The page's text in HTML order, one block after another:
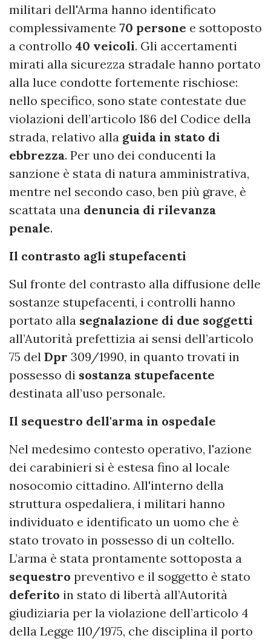
militari dell'Arma hanno identificato
complessivamente 70 persone e sottoposto
a controllo 40 veicoli. Gli accertamenti
mirati alla sicurezza stradale hanno portato
alla luce condotte fortemente rischiose:
nello specifico, sono state contestate due
violazioni dell’articolo 186 del Codice della
strada, relativo alla guida in stato di
ebbrezza. Per uno dei conducenti la
sanzione è stata di natura amministrativa,
mentre nel secondo caso, ben più grave, è
scattata una denuncia di rilevanza
penale.
Il contrasto agli stupefacenti
Sul fronte del contrasto alla diffusione delle
sostanze stupefacenti, i controlli hanno
portato alla segnalazione di due soggetti
all’Autorità prefettizia ai sensi dell’articolo
75 del Dpr 309/1990, in quanto trovati in
possesso di sostanza stupefacente
destinata all’uso personale.
Il sequestro dell'arma in ospedale
Nel medesimo contesto operativo, l'azione
dei carabinieri si è estesa fino al locale
nosocomio cittadino. All'interno della
struttura ospedaliera, i militari hanno
individuato e identificato un uomo che è
stato trovato in possesso di un coltello.
L’arma è stata prontamente sottoposta a
sequestro preventivo e il soggetto è stato
deferito in stato di libertà all’Autorità
giudiziaria per la violazione dell’articolo 4
della Legge 110/1975, che disciplina il porto